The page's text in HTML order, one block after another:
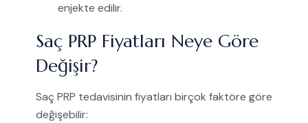
enjekte edilir.
Saç PRP Fiyatları Neye Göre
Değişir?
Saç PRP tedavisinin fiyatları birçok faktöre göre
değişebilir: